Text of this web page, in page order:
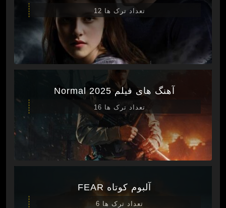
تعداد ترک ها 12
آهنگ های فیلم Normal 2025
تعداد ترک ها 16
آلبوم کوتاه FEAR
تعداد ترک ها 6